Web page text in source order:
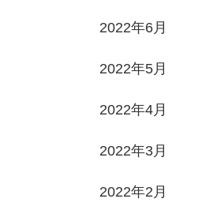
2022年6月
2022年5月
2022年4月
2022年3月
2022年2月